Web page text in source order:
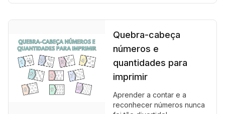
Quebra-cabeça
números e
quantidades para
imprimir
Aprender a contar e a
reconhecer números nunca